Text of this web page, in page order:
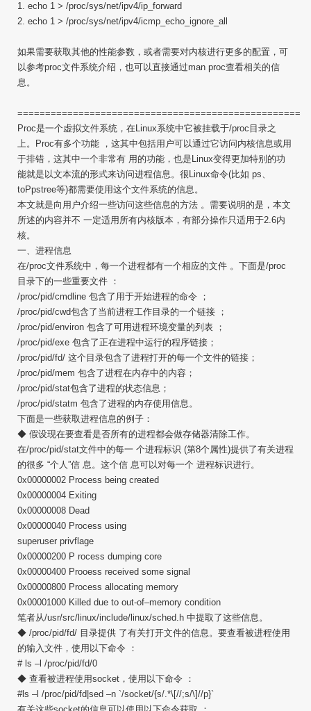
1. echo 1 > /proc/sys/net/ipv4/ip_forward
2. echo 1 > /proc/sys/net/ipv4/icmp_echo_ignore_all
如果需要获取其他的性能参数，或者需要对内核进行更多的配置，可
以参考proc文件系统介绍，也可以直接通过man proc查看相关的信
息。
Proc是一个虚拟文件系统，在Linux系统中它被挂载于/proc目录之
上。Proc有多个功能 ，这其中包括用户可以通过它访问内核信息或用
于排错，这其中一个非常有 用的功能，也是Linux变得更加特别的功
能就是以文本流的形式来访问进程信息。很Linux命令(比如 ps、
toPpstree等)都需要使用这个文件系统的信息。
本文就是向用户介绍一些访问这些信息的方法 。需要说明的是，本文
所述的内容并不 一定适用所有内核版本，有部分操作只适用于2.6内
核。
一、进程信息
在/proc文件系统中，每一个进程都有一个相应的文件 。下面是/proc
目录下的一些重要文件 ：
/proc/pid/cmdline 包含了用于开始进程的命令 ；
/proc/pid/cwd包含了当前进程工作目录的一个链接 ；
/proc/pid/environ 包含了可用进程环境变量的列表 ；
/proc/pid/exe 包含了正在进程中运行的程序链接；
/proc/pid/fd/ 这个目录包含了进程打开的每一个文件的链接；
/proc/pid/mem 包含了进程在内存中的内容；
/proc/pid/stat包含了进程的状态信息；
/proc/pid/statm 包含了进程的内存使用信息。
下面是一些获取进程信息的例子：
◆ 假设现在要查看是否所有的进程都会做存储器清除工作。
在/proc/pid/stat文件中的每一 个进程标识 (第8个属性)提供了有关进程
的很多 “个人”信 息。这个信 息可以对每一个 进程标识进行。
0x00000002 Process being created
0x00000004 Exiting
0x00000008 Dead
0x00000040 Process using
superuser privflage
0x00000200 P rocess dumping core
0x00000400 Prooess received some signal
0x00000800 Process allocating memory
0x00001000 Killed due to out-of–memory condition
笔者从/usr/src/linux/include/linux/sched.h 中提取了这些信息。
◆ /proc/pid/fd/ 目录提供 了有关打开文件的信息。要查看被进程使用
的输入文件，使用以下命令 ：
# ls –l /proc/pid/fd/0
◆ 查看被进程使用socket，使用以下命令 ：
#ls –l /proc/pid/fd|sed –n `/socket/{s/.*\[//;s/\]//p}`